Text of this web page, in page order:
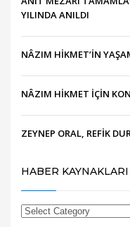
YILINDA ANILDI
NÂZIM HİKMET’İN
NÂZIM HİKMET İÇİN
ZEYNEP ORAL, REFİK
HABER KAYNAKLARI